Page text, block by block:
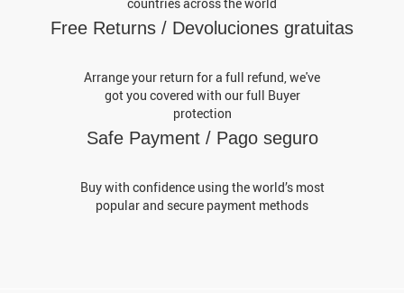
Free Returns / Devoluciones gratuitas
Arrange your return for a full refund, we've
got you covered with our full Buyer
protection
Safe Payment / Pago seguro
Buy with confidence using the world’s most
popular and secure payment methods